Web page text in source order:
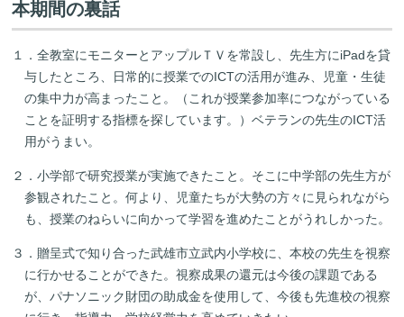
本期間の裏話
１．全教室にモニターとアップルＴＶを常設し、先生方にiPadを貸
与したところ、日常的に授業でのICTの活用が進み、児童・生徒
の集中力が高まったこと。（これが授業参加率につながっている
ことを証明する指標を探しています。）ベテランの先生のICT活
用がうまい。
２．小学部で研究授業が実施できたこと。そこに中学部の先生方が
参観されたこと。何より、児童たちが大勢の方々に見られながら
も、授業のねらいに向かって学習を進めたことがうれしかった。
３．贈呈式で知り合った武雄市立武内小学校に、本校の先生を視察
に行かせることができた。視察成果の還元は今後の課題である
が、パナソニック財団の助成金を使用して、今後も先進校の視察